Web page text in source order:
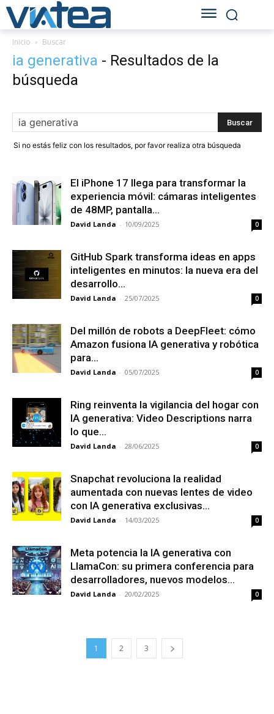
Inicio Buscar
ia generativa - Resultados de la
búsqueda
Si no estás feliz con los resultados, por favor realiza otra búsqueda
El iPhone 17 llega para transformar la
experiencia móvil: cámaras inteligentes
de 48MP, pantalla...
David Landa - 10/09/2025 0
GitHub Spark transforma ideas en apps
inteligentes en minutos: la nueva era del
desarrollo...
David Landa - 25/07/2025 0
Del millón de robots a DeepFleet: cómo
Amazon fusiona IA generativa y robótica
para...
David Landa - 05/07/2025 0
Ring reinventa la vigilancia del hogar con
IA generativa: Video Descriptions narra
lo que...
David Landa - 28/06/2025 0
Snapchat revoluciona la realidad
aumentada con nuevas lentes de video
con IA generativa exclusivas...
David Landa - 14/03/2025 0
Meta potencia la IA generativa con
LlamaCon: su primera conferencia para
desarrolladores, nuevos modelos...
David Landa - 20/02/2025 0
1 2 3